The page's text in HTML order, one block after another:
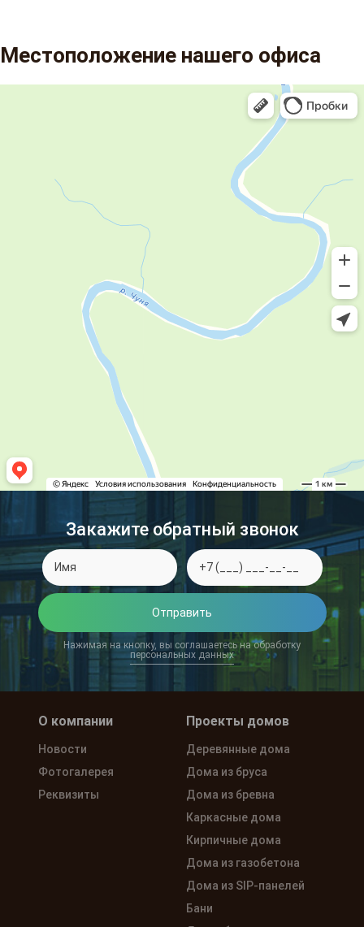
Местоположение нашего офиса
Закажите обратный звонок
Отправить
Нажимая на кнопку, вы соглашаетесь на обработку
персональных данных
О компании
Новости
Фотогалерея
Реквизиты
Проекты домов
Деревянные дома
Дома из бруса
Дома из бревна
Каркасные дома
Кирпичные дома
Дома из газобетона
Дома из SIP-панелей
Бани